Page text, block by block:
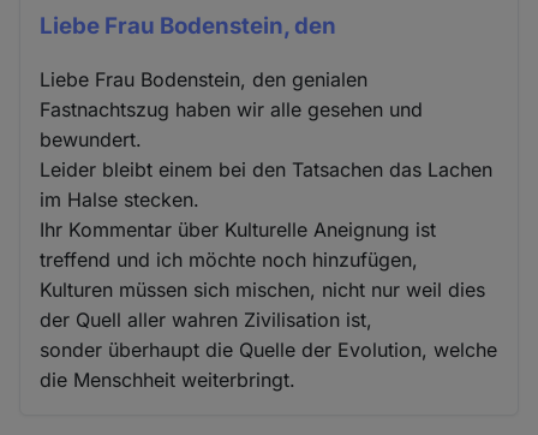
Liebe Frau Bodenstein, den
Liebe Frau Bodenstein, den genialen
Fastnachtszug haben wir alle gesehen und
bewundert.
Leider bleibt einem bei den Tatsachen das Lachen
im Halse stecken.
Ihr Kommentar über Kulturelle Aneignung ist
treffend und ich möchte noch hinzufügen,
Kulturen müssen sich mischen, nicht nur weil dies
der Quell aller wahren Zivilisation ist,
sonder überhaupt die Quelle der Evolution, welche
die Menschheit weiterbringt.